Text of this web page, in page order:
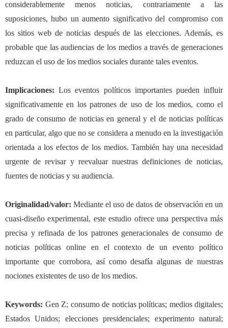
considerablemente menos noticias, contrariamente a las
suposiciones, hubo un aumento significativo del compromiso con
los sitios web de noticias después de las elecciones. Además, es
probable que las audiencias de los medios a través de generaciones
reduzcan el uso de los medios sociales durante tales eventos.
Implicaciones:Los eventos políticos importantes pueden influir
significativamente en los patrones de uso de los medios, como el
grado de consumo de noticias en general y el denoticias políticas
en particular, algo que no se considera a menudo en la investigación
orientada a los efectos de los medios. También hay una necesidad
urgente de revisar y reevaluar nuestras definiciones de noticias,
fuentes de noticias y su audiencia.
Originalidad/valor: Mediante el uso de datos de observación en un
cuasi-diseño experimental, este estudio ofrece una perspectiva más
precisa y refinada de los patrones generacionales de consumo de
noticias políticas online en el contexto de un evento político
importante que corrobora, así como desafía algunas de nuestras
nociones existentes de uso de los medios.
Keywords: Gen Z; consumo de noticias políticas; medios digitales;
Estados Unidos; elecciones presidenciales; experimento natural;